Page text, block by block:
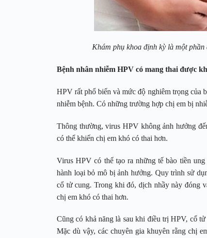
Khám phụ khoa định kỳ là một
Bệnh nhân nhiễm HPV có mang thai được
HPV rất phổ biến và mức độ nghiêm trọng của
nhiễm bệnh. Có những trường hợp chị em bị
Thông thường, virus HPV không ảnh hưởng
có thể khiến chị em khó có thai hơn.
Virus HPV có thể tạo ra những tế bào tiền
hành loại bỏ mô bị ảnh hưởng. Quy trình sử
cổ tử cung. Trong khi đó, dịch nhầy này đóng
chị em khó có thai hơn.
Cũng có khả năng là sau khi điều trị HPV, cổ
Mặc dù vậy, các chuyên gia khuyên rằng chị